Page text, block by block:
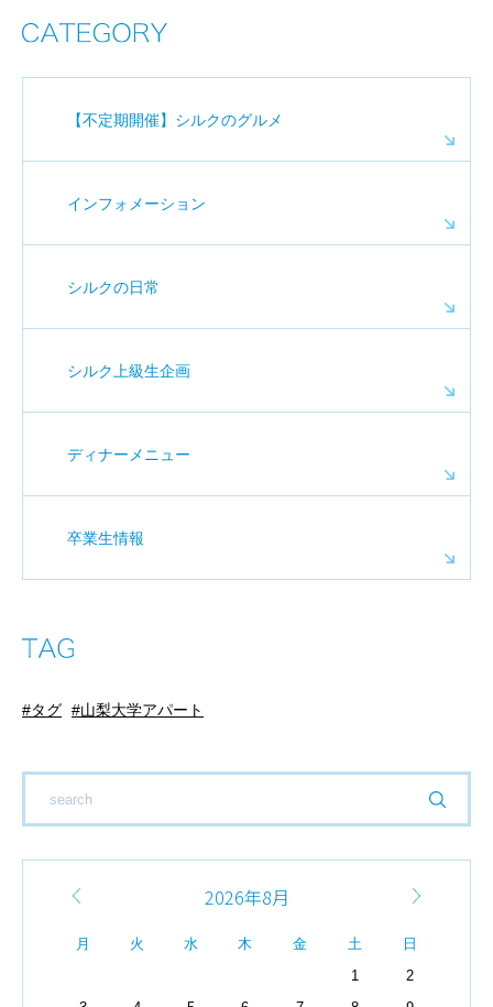
【不定期開催】シルクのグルメ
インフォメーション
シルクの日常
シルク上級生企画
ディナーメニュー
卒業生情報
タグ 山梨大学アパート
2026年8月
月 火 水 木 金 土
日
1
2